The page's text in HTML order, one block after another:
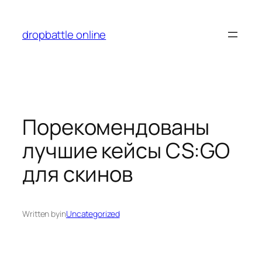
содержимому
dropbattle online
Порекомендованы
лучшие кейсы CS:GO
для скинов
Written byinUncategorized